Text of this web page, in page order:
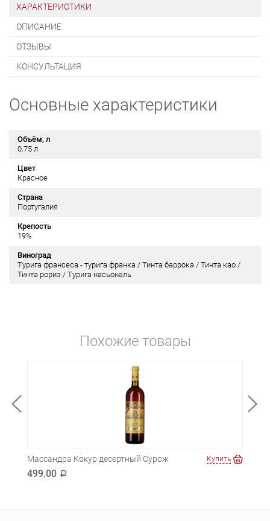
ХАРАКТЕРИСТИКИ
ОПИСАНИЕ
ОТЗЫВЫ
КОНСУЛЬТАЦИЯ
Основные характеристики
Объём, л
0.75 л
Цвет
Красное
Страна
Португалия
Крепость
19%
Виноград
Турига франсеса - турига франка / Тинта баррока / Тинта као /
Тинта рориз / Турига насьональ
Похожие товары
Массандра Кокур десертный Сурож
499.00 a
Купить